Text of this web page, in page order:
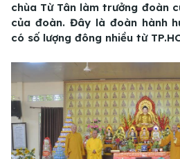
chùa Từ Tân làm trưởng đoàn
của đoàn. Đây là đoàn hành
có số lượng đông nhiều từ